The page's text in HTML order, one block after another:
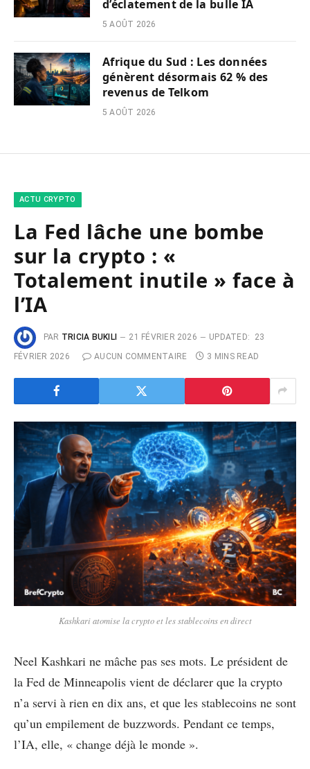
d’éclatement de la bulle IA
5 AOÛT 2026
Afrique du Sud : Les données
génèrent désormais 62 % des
revenus de Telkom
5 AOÛT 2026
ACTU CRYPTO
La Fed lâche une bombe
sur la crypto : «
Totalement inutile » face à
l’IA
PAR TRICIA BUKILI 21 FÉVRIER 2026 UPDATED:
23
FÉVRIER 2026
AUCUN COMMENTAIRE 3 MINS READ
Kashkari atomise la crypto et les stablecoins en direct
Neel Kashkari ne mâche pas ses mots. Le président de
la Fed de Minneapolis vient de déclarer que la crypto
n’a servi à rien en dix ans, et que les stablecoins ne sont
qu’un empilement de buzzwords. Pendant ce temps,
l’IA, elle, « change déjà le monde ».